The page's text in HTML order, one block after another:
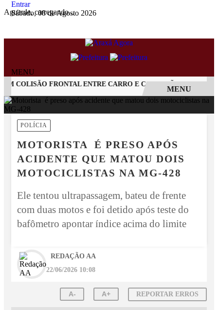
Aguarde, carregando...
Entrar
Sábado, 08 de Agosto 2026
MENU
COLISÃO FRONTAL ENTRE CARRO E CAMINHÃO NA BR-262
MENU
POLÍCIA
MOTORISTA É PRESO APÓS
ACIDENTE QUE MATOU DOIS
MOTOCICLISTAS NA MG-428
Ele tentou ultrapassagem, bateu de frente
com duas motos e foi detido após teste do
bafômetro apontar índice acima do limite
REDAÇÃO AA
22/06/2026 10:08
A- A+ REPORTAR ERROS